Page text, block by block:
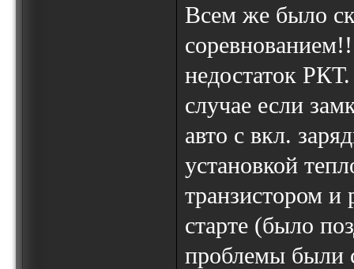
Всем же было
недостаток
случае если
авто с вкл.
установкой
транзистором и
старте (было
проблемы были